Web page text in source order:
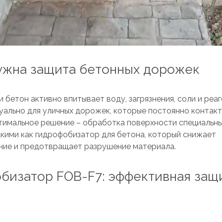
защита бетонных дорожек
бетон активно впитывает воду, загрязнения, соли и
для уличных дорожек, которые постоянно
решение – обработка поверхности
как гидрофобизатор для бетона, который снижает
и предотвращает разрушение материала.
FOB-F7: эффективная